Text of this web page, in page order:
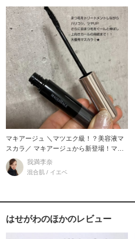
マキアージュ ＼マツエク級！？美容液マ
スカラ／ マキアージュから新登場！マス
カラ
我満李奈
混合肌 / イエベ
はせがわのほかのレビュー